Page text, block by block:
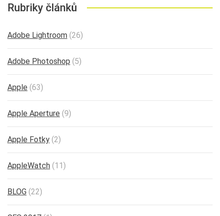
Rubriky článků
Adobe Lightroom (26)
Adobe Photoshop (5)
Apple (63)
Apple Aperture (9)
Apple Fotky (2)
AppleWatch (11)
BLOG (22)